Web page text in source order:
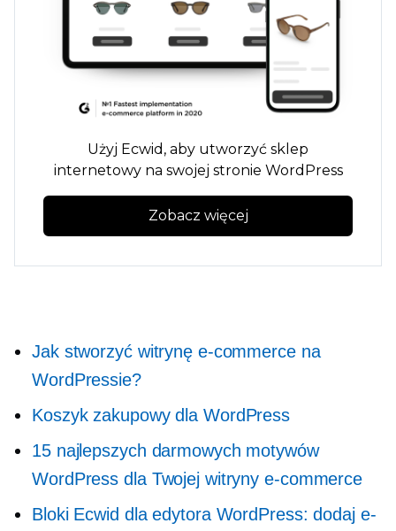
Użyj Ecwid, aby utworzyć sklep
internetowy na swojej stronie WordPress
Zobacz więcej
Jak stworzyć witrynę e-commerce na
WordPressie?
Koszyk zakupowy dla WordPress
15 najlepszych darmowych motywów
WordPress dla Twojej witryny e-commerce
Bloki Ecwid dla edytora WordPress: dodaj e-